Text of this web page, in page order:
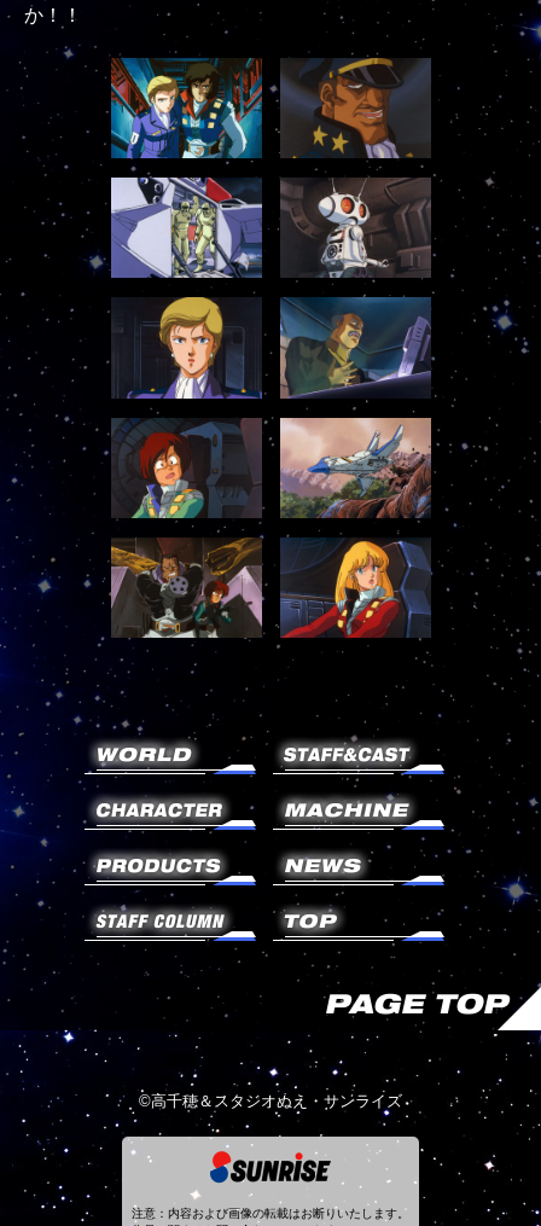
か！！
©高千穂＆スタジオぬえ・サンライズ
注意：内容および画像の転載はお断りいたします。